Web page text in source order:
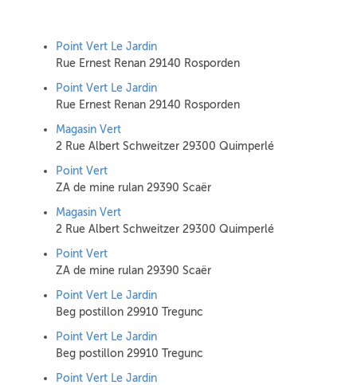
Point Vert Le Jardin
Rue Ernest Renan 29140 Rosporden
Point Vert Le Jardin
Rue Ernest Renan 29140 Rosporden
Magasin Vert
2 Rue Albert Schweitzer 29300 Quimperlé
Point Vert
ZA de mine rulan 29390 Scaër
Magasin Vert
2 Rue Albert Schweitzer 29300 Quimperlé
Point Vert
ZA de mine rulan 29390 Scaër
Point Vert Le Jardin
Beg postillon 29910 Tregunc
Point Vert Le Jardin
Beg postillon 29910 Tregunc
Point Vert Le Jardin